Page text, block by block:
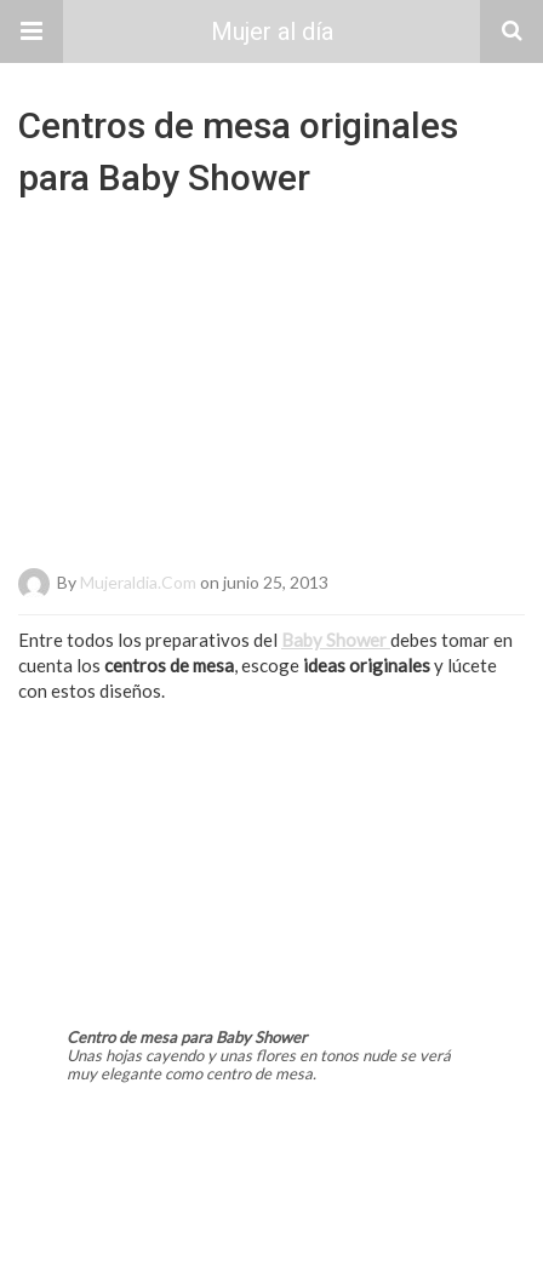
Mujer al día
Centros de mesa originales
para Baby Shower
By Mujeraldia.com on junio 25, 2013
Entre todos los preparativos del Baby Showerdebes tomar en
cuenta los centros de mesa, escoge ideas originalesy lúcete
con estos diseños.
Centro de mesa para Baby Shower
Unas hojas cayendo y unas flores en tonos nude se verá
muy elegante como centro de mesa.